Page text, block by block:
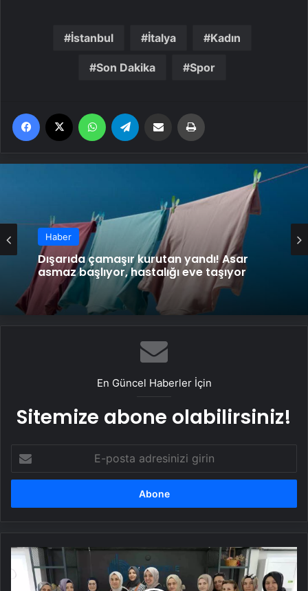
İstanbul İtalya Kadın
Son Dakika Spor
Facebook WhatsApp Email'den paylaş
Haber
Dışarıda çamaşır kurutan yandı! Asar
asmaz başlıyor, hastalığı eve taşıyor
En Güncel Haberler İçin
Sitemize abone olabilirsiniz!
posta
adresinizi
Başiskele'de
Kadınlar
Geleceğin